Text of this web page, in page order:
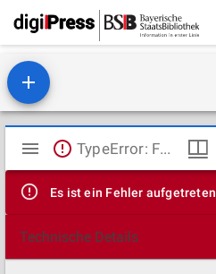
Mirador
Viewer
TypeError: Failed to fetch
Es ist ein Fehler aufgetreten
Technische Details